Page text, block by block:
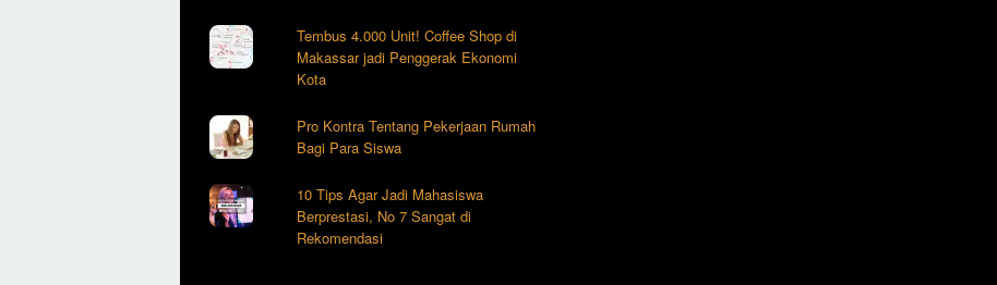
Tembus 4.000 Unit! Coffee Shop di
Makassar jadi Penggerak Ekonomi
Kota
Pro Kontra Tentang Pekerjaan Rumah
Bagi Para Siswa
10 Tips Agar Jadi Mahasiswa
Berprestasi, No 7 Sangat di
Rekomendasi